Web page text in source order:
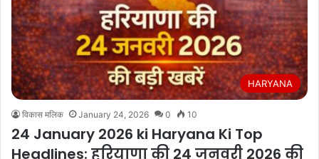
HARYANA
विकास मलिक January 24, 2026 0 10
24 January 2026 ki Haryana Ki Top
Headlines: हरियाणा की 24 जनवरी 2026 की